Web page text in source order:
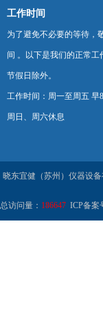
工作时间
为了避免不必要的等待，
间 。以下是我们的正常工
节假日除外。
工作时间：周一至周五 早
周日、周六休息
晓东宜健（苏州）仪器设
总访问量： 186647 ICP备案